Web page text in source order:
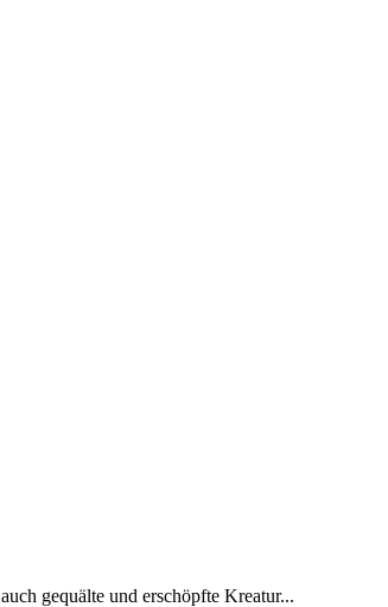
gequälte und erschöpfte Kreatur...